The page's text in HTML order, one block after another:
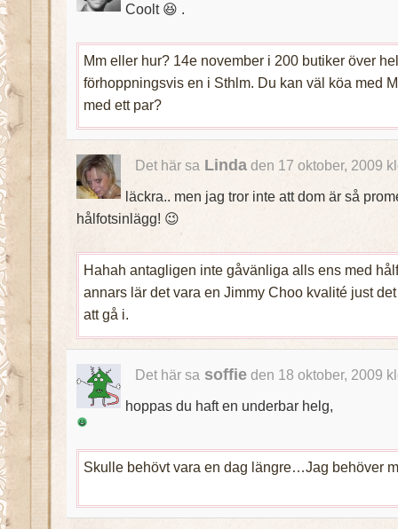
Coolt 😆 .
Mm eller hur? 14e november i 200 butiker över
förhoppningsvis en i Sthlm. Du kan väl köa med
med ett par?
Det här sa Lindaden 17 oktober, 2009
läckra.. men jag tror inte att dom är så
hålfotsinlägg! 😉
Hahah antagligen inte gåvänliga alls ens med
annars lär det vara en Jimmy Choo kvalité just
att gå i.
Det här sa soffieden 18 oktober, 2009
hoppas du haft en underbar helg,
Skulle behövt vara en dag längre…Jag behöver